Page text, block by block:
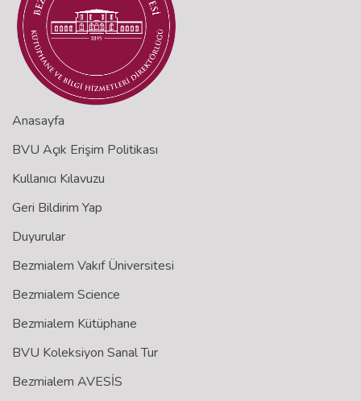
Anasayfa
BVU Açık Erişim Politikası
Kullanıcı Kılavuzu
Geri Bildirim Yap
Duyurular
Bezmialem Vakıf Üniversitesi
Bezmialem Science
Bezmialem Kütüphane
BVU Koleksiyon Sanal Tur
Bezmialem AVESİS